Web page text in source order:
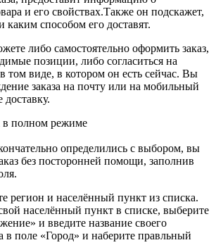
и его свойствах.Также он подскажет,
каким способом его доставят.
либо самостоятельно оформить заказ,
позиции, либо согласиться на
том виде, в котором он есть сейчас. Вы
заказа на почту или на мобильный
в полном режиме
определились с выбором, вы
без посторонней помощи, заполнив
регион и населённый пункт из списка.
населённый пункт в списке, выберите
и введите название своего
в поле «Город» и наберите правльный